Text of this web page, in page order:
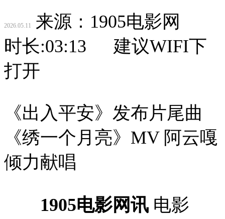
2026.05.11
来源：1905电影网
时长:03:13
建议WIFI下
打开
《出入平安》发布片尾曲
《绣一个月亮》MV 阿云嘎
倾力献唱
1905电影网讯电影